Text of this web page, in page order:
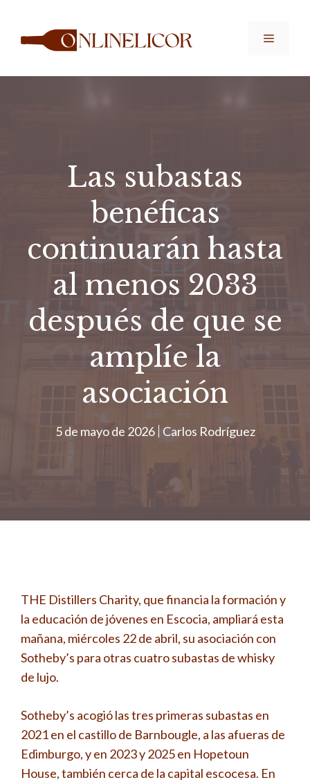
contenido
Menú
Las subastas
benéficas
continuarán hasta
al menos 2033
después de que se
amplíe la
asociación
5 de mayo de 2026 Carlos Rodríguez
THE Distillers Charity, que financia la formación y
la educación de jóvenes en Escocia, ampliará esta
mañana, miércoles 22 de abril, su asociación con
Sotheby’s para otras cuatro subastas de whisky
de lujo.
Sotheby’s acogió las tres primeras subastas en
2021 en el castillo de Barnbougle, a las afueras de
Edimburgo, y en 2023 y 2025 en Hopetoun
House, también cerca de la capital escocesa. En